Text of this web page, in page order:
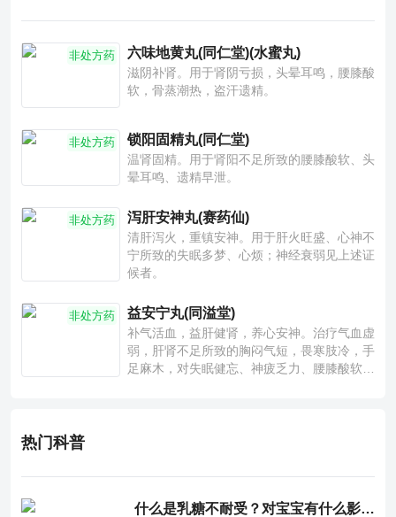
非处方药 六味地黄丸(同仁堂)(水蜜丸)
滋阴补肾。用于肾阴亏损，头晕耳鸣，腰膝酸
软，骨蒸潮热，盗汗遗精。
非处方药 锁阳固精丸(同仁堂)
温肾固精。用于肾阳不足所致的腰膝酸软、头
晕耳鸣、遗精早泄。
非处方药 泻肝安神丸(赛药仙)
清肝泻火，重镇安神。用于肝火旺盛、心神不
宁所致的失眠多梦、心烦；神经衰弱见上述证
候者。
非处方药 益安宁丸(同溢堂)
补气活血，益肝健肾，养心安神。治疗气血虚
弱，肝肾不足所致的胸闷气短，畏寒肢冷，手
足麻木，对失眠健忘、神疲乏力、腰膝酸软也
热门科普
什么是乳糖不耐受？对宝宝有什么影响？